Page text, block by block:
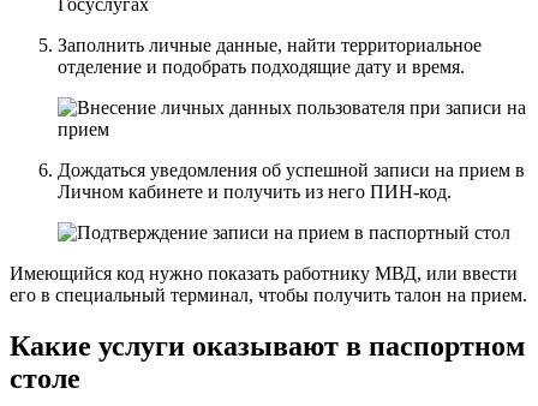
Заполнить личные данные, найти территориальное
отделение и подобрать подходящие дату и время.
Дождаться уведомления об успешной записи на прием в
Личном кабинете и получить из него ПИН-код.
Имеющийся код нужно показать работнику МВД, или ввести
его в специальный терминал, чтобы получить талон на прием.
Какие услуги оказывают в паспортном
столе